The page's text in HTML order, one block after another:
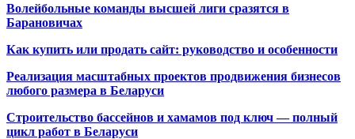
Волейбольные команды высшей лиги сразятся в
Барановичах
Как купить или продать сайт: руководство и особенности
Реализация масштабных проектов продвижения бизнесов
любого размера в Беларуси
Строительство бассейнов и хамамов под ключ — полный
цикл работ в Беларуси